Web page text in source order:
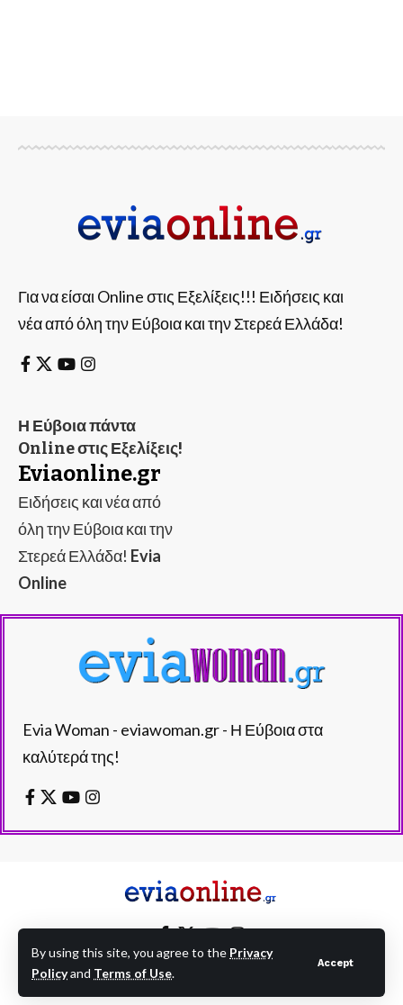
By using this site, you agree to the Privacy
Policyand Terms of Use.
Accept
Για να είσαι Online στις Εξελίξεις!!! Ειδήσεις και
νέα από όλη την Εύβοια και την Στερεά Ελλάδα!
Η Εύβοια πάντα
Online στις Εξελίξεις!
Eviaonline.gr
Ειδήσεις και νέα από
όλη την Εύβοια και την
Στερεά Ελλάδα! Evia
Online
Evia Woman - eviawoman.gr - Η Εύβοια στα
καλύτερά της!
EVIAONLINE © eviaonline.gr - All Rights Reserved.